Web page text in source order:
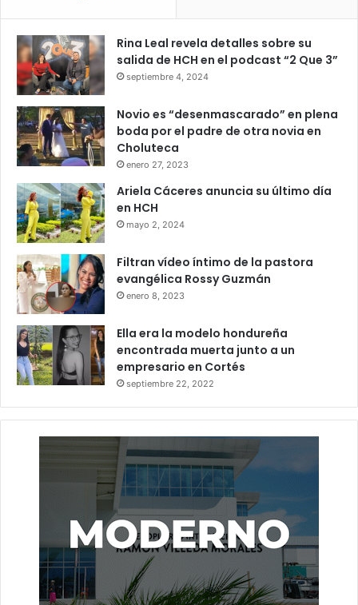
Rina Leal revela detalles sobre su
salida de HCH en el podcast “2 Que 3”
septiembre 4, 2024
Novio es “desenmascarado” en plena
boda por el padre de otra novia en
Choluteca
enero 27, 2023
Ariela Cáceres anuncia su último día
en HCH
mayo 2, 2024
Filtran vídeo íntimo de la pastora
evangélica Rossy Guzmán
enero 8, 2023
Ella era la modelo hondureña
encontrada muerta junto a un
empresario en Cortés
septiembre 22, 2022